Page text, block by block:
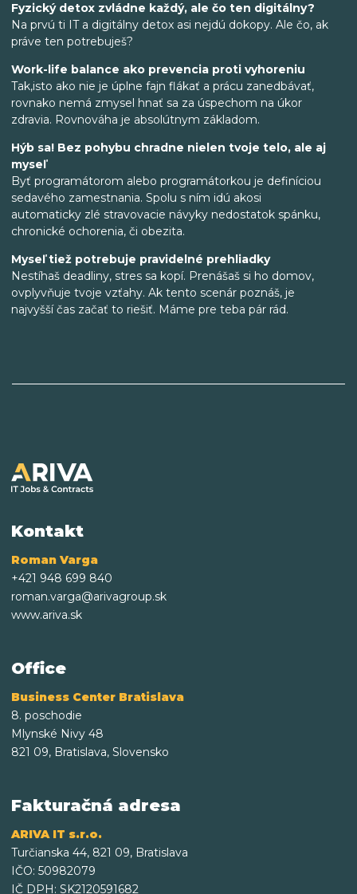
Fyzický detox zvládne každý, ale čo ten digitálny?
Na prvú ti IT a digitálny detox asi nejdú dokopy. Ale čo, ak
práve ten potrebuješ?
Work-life balance ako prevencia proti vyhoreniu
Tak,isto ako nie je úplne fajn flákať a prácu zanedbávať,
rovnako nemá zmysel hnať sa za úspechom na úkor
zdravia. Rovnováha je absolútnym základom.
Hýb sa! Bez pohybu chradne nielen tvoje telo, ale aj
myseľ
Byť programátorom alebo programátorkou je definíciou
sedavého zamestnania. Spolu s ním idú akosi
automaticky zlé stravovacie návyky nedostatok spánku,
chronické ochorenia, či obezita.
Myseľ tiež potrebuje pravidelné prehliadky
Nestíhaš deadliny, stres sa kopí. Prenášaš si ho domov,
ovplyvňuje tvoje vzťahy. Ak tento scenár poznáš, je
najvyšší čas začať to riešiť. Máme pre teba pár rád.
Kontakt
Roman Varga
+421 948 699 840
roman.varga@arivagroup.sk
www.ariva.sk
Office
Business Center Bratislava
8. poschodie
Mlynské Nivy 48
821 09, Bratislava, Slovensko
Fakturačná adresa
ARIVA IT s.r.o.
Turčianska 44, 821 09, Bratislava
IČO: 50982079
IČ DPH: SK2120591682